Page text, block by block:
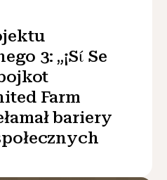
3: „¡Sί Se
Farm
bariery